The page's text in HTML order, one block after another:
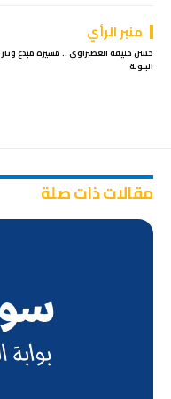
منبر الرأي
حسن خليفة العطبراوي .. مسيرة مبدع
البلولة
مقالات ذات صلة